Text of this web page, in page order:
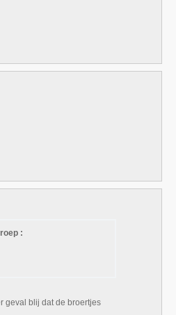
:
geval blij dat de broertjes